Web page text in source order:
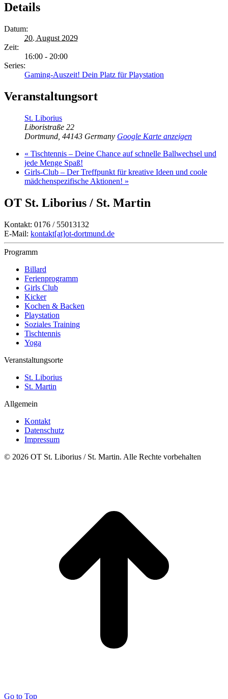
Details
Datum:
20. August 2029
Zeit:
16:00 - 20:00
Series:
Gaming-Auszeit! Dein Platz für Playstation
Veranstaltungsort
St. Liborius
Liboristraße 22
Dortmund 44143 Germany Google Karte anzeigen
« Tischtennis – Deine Chance auf schnelle Ballwechsel und
jede Menge Spaß!
Girls-Club – Der Treffpunkt für kreative Ideen und coole
mädchenspezifische Aktionen! »
OT St. Liborius / St. Martin
Kontakt: 0176 / 55013132
E-Mail: kontakt[at]ot-dortmund.de
Programm
Billard
Ferienprogramm
Girls Club
Kicker
Kochen & Backen
Playstation
Soziales Training
Tischtennis
Yoga
Veranstaltungsorte
St. Liborius
St. Martin
Allgemein
Kontakt
Datenschutz
Impressum
© 2026 OT St. Liborius / St. Martin. Alle Rechte vorbehalten
Go to Top